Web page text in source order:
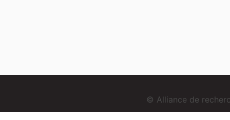
© Alliance de